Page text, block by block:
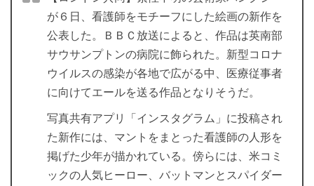
が６日、看護師をモチーフにした絵画の新作を
公表した。ＢＢＣ放送によると、作品は英南部
サウサンプトンの病院に飾られた。新型コロナ
ウイルスの感染が各地で広がる中、医療従事者
に向けてエールを送る作品となりそうだ。
写真共有アプリ「インスタグラム」に投稿され
た新作には、マントをまとった看護師の人形を
掲げた少年が描かれている。傍らには、米コミ
ックの人気ヒーロー、バットマンとスパイダー